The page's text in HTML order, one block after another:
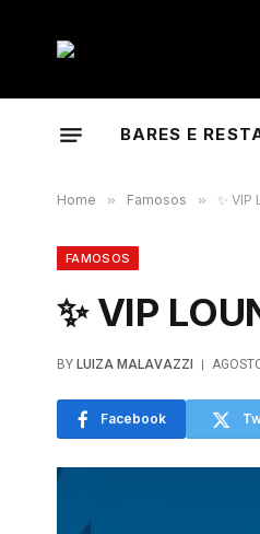
BARES E
Home » Famosos » ✨ VIP
FAMOSOS
✨ VIP
BY LUIZA MALAVAZZI
Facebook